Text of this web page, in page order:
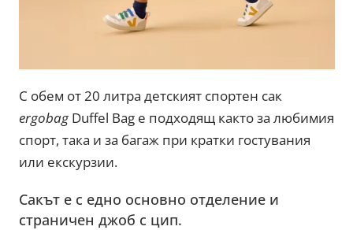
С обем от 20 литра детският спортен сак
ergobagDuffel Bag е подходящ както за любимия
спорт, така и за багаж при кратки гостувания
или екскурзии.
Сакът е с едно основно отделение и
страничен джоб с цип.